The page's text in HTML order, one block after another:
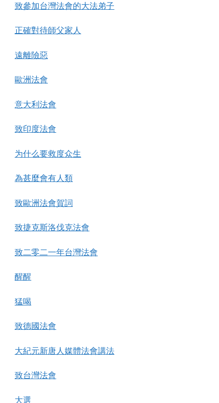
致參加台灣法會的大法弟子
正確對待師父家人
遠離險惡
歐洲法會
意大利法會
致印度法會
为什么要救度众生
為甚麼會有人類
致歐洲法會賀詞
致捷克斯洛伐克法會
致二零二一年台灣法會
醒醒
猛喝
致德國法會
大紀元新唐人媒體法會講法
致台灣法會
大選